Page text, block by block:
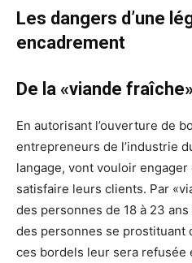
Les dangers d’une
encadrement
De la «viande fraîche»
En autorisant l’ouverture de
entrepreneurs de l’industrie
langage, vont vouloir
satisfaire leurs clients. Par
des personnes de 18 à 23
des personnes se prostituant
ces bordels leur sera